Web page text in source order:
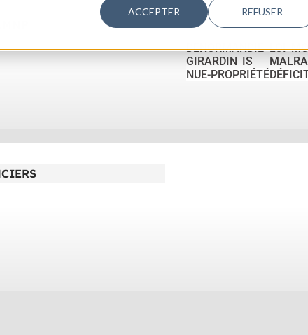
ACCEPTER REFUSER
DENORMANDIE
GIRARDIN IS
NUE-PROPRIÉTÉ
LOI